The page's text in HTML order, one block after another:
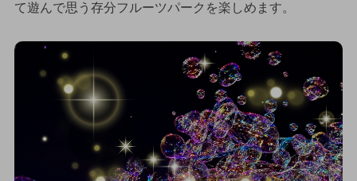
て遊んで思う存分フルーツパークを楽しめます。